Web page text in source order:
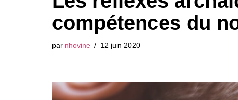
compétences du
par nhovine 12 juin 2020